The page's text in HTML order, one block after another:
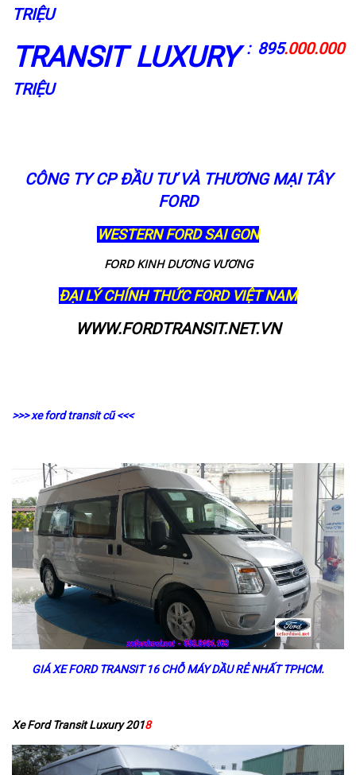
TRIỆU
TRANSIT LUXURY: 895.000.000
TRIỆU
CÔNG TY CP ĐẦU TƯ VÀ THƯƠNG MẠI TÂY
FORD
WESTERN FORD SAI GON
FORD KINH DƯƠNG VƯƠNG
ĐẠI LÝ CHÍNH THỨC FORD VIỆT NAM
WWW.FORDTRANSIT.NET.VN
>>> xe ford transit cũ <<<
GIÁ XE FORD TRANSIT 16 CHỖ MÁY DẦU RẺ NHẤT TPHCM.
Xe Ford Transit Luxury 2018